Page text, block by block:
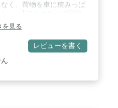
く、荷物を車に積みっぱ
をメッシュ面にして使用し
てオープンに使用も可
ウトを楽しめます。 /
盤フック】 吸盤フックが
カンタン！車に設置する
を見る
レビューを書く